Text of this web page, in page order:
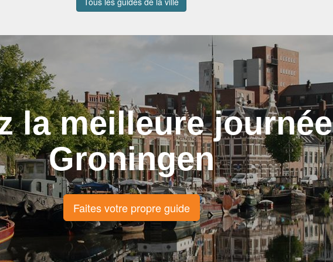
la meilleure journée
Groningen
Faites votre propre guide